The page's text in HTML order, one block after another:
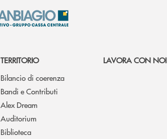
TERRITORIO
Bilancio di coerenza
Bandi e Contributi
Alex Dream
Auditorium
Biblioteca
LAVORA CON NOI